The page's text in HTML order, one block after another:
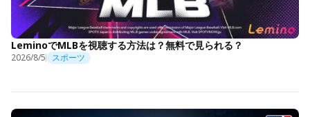
LeminoでMLBを視聴する方法は？無料で見られる？
2026/8/5 スポーツ